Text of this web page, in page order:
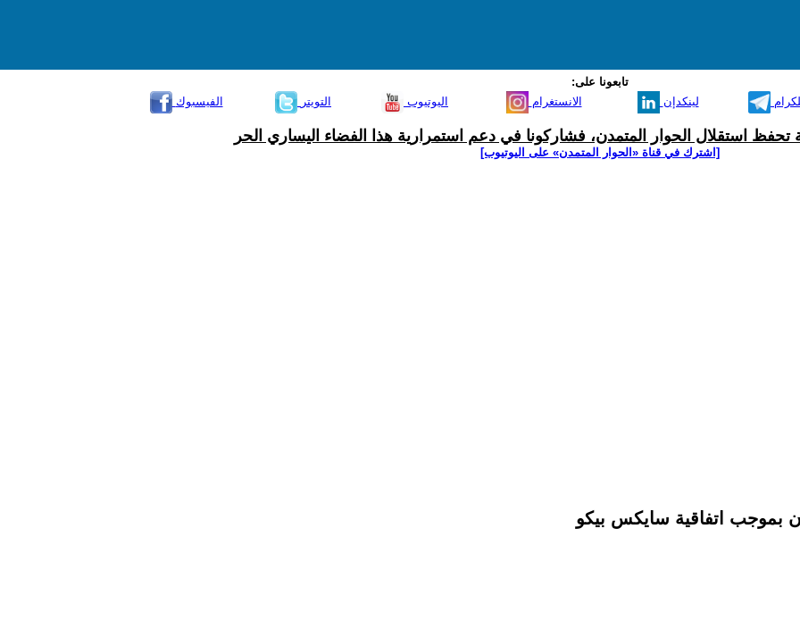
تابعونا على:
الفيسبوك
التويتر اليوتيوب الانستغرام لينكدإن
تحفظ استقلال الحوار المتمدن، فشاركونا في دعم استمرارية هذا الفضاء اليساري الحر
[اشترك في قناة ‫«الحوار المتمدن» على اليوتيوب]